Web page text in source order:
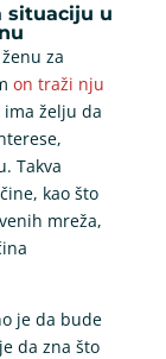
situaciju u
za
on traži nju
želju da
Takva
kao što
mreža,
je da bude
da zna što